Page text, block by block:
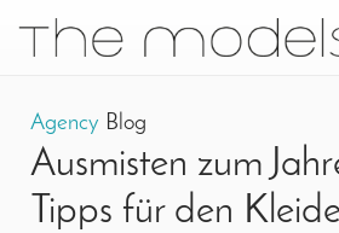
Navigation
Agency Blog
Ausmisten zum
Tipps für den